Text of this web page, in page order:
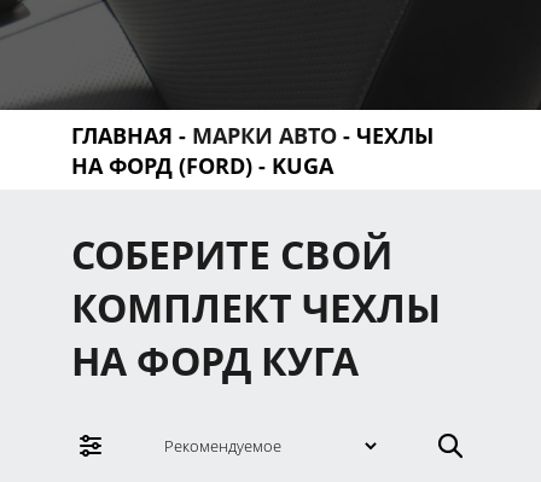
ГЛАВНАЯ - МАРКИ АВТО - ЧЕХЛЫ
НА ФОРД (FORD) - KUGA
СОБЕРИТЕ СВОЙ
КОМПЛЕКТ ЧЕХЛЫ
НА ФОРД КУГА